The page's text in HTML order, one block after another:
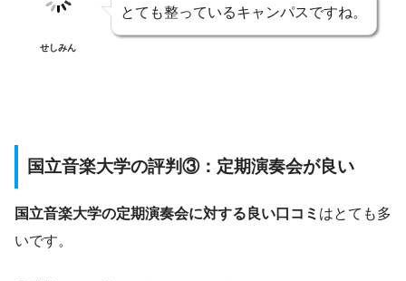
せしみん
とても整っているキャンパスですね。
国立音楽大学の評判③：定期演奏会が良い
国立音楽大学の定期演奏会に対する良い口コミ はとても多
いです。